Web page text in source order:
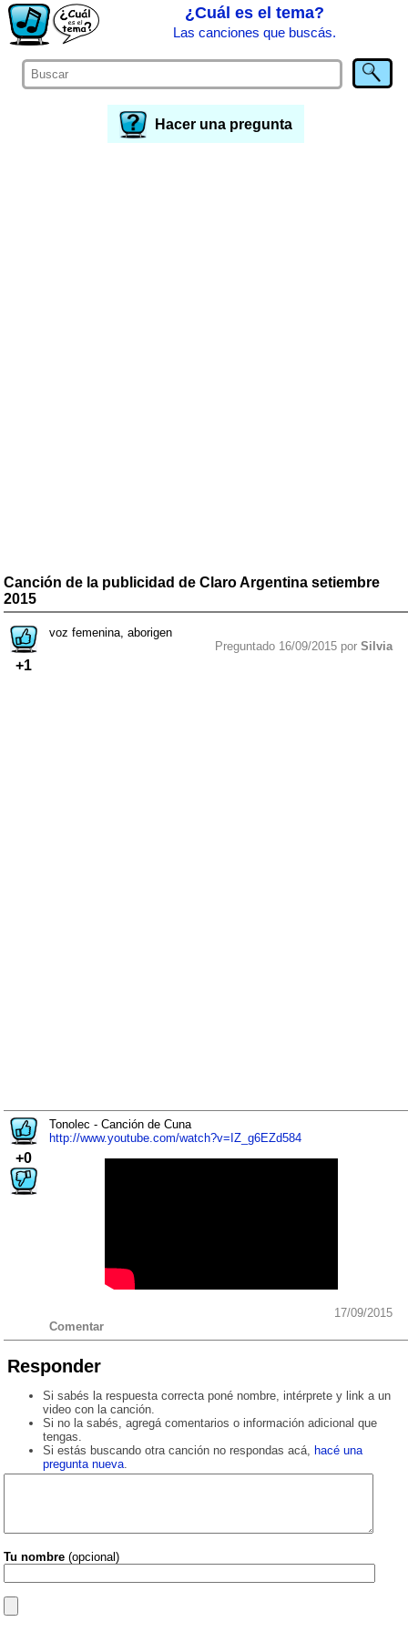
¿Cuál es el tema?
Las canciones que buscás.
Hacer una pregunta
Canción de la publicidad de Claro Argentina setiembre
2015
+1
voz femenina, aborigen
Preguntado 16/09/2015 por Silvia
+0
Tonolec - Canción de Cuna
http://www.youtube.com/watch?v=IZ_g6EZd584
17/09/2015
Comentar
Responder
Si sabés la respuesta correcta poné nombre, intérprete y link a un
video con la canción.
Si no la sabés, agregá comentarios o información adicional que
tengas.
Si estás buscando otra canción no respondas acá, hacé una
pregunta nueva.
Tu nombre (opcional)